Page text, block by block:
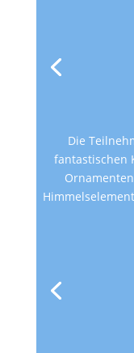
Die
fantastischen